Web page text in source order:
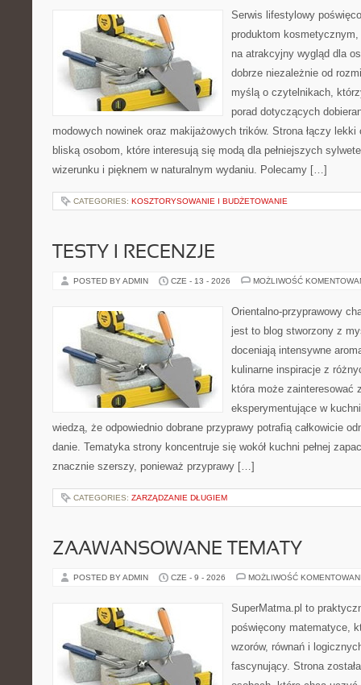
Serwis lifestylowy
produktom
na atrakcyjny wygląd dla
dobrze niezależnie od
myślą o czytelnikach,
porad dotyczących
modowych nowinek oraz makijażowych trików. Strona łączy
bliską osobom, które interesują się modą dla pełniejszych
wizerunku i pięknem w naturalnym wydaniu. Polecamy […]
CATEGORIES: KOSZTORYSOWANIE I BUDŻETOWANIE
TESTY I RECENZJE
POSTED BY ADMIN CZE - 13 - 2026 MOŻLIWOŚĆ
Orientalno-przyprawowy
jest to blog stworzony z
doceniają intensywne
kulinarne inspiracje z
która może zainteresować
eksperymentujące w
wiedzą, że odpowiednio dobrane przyprawy potrafią całkowicie
danie. Tematyka strony koncentruje się wokół kuchni pełnej
znacznie szerszy, ponieważ przyprawy […]
CATEGORIES: ZARZĄDZANIE DŁUGIEM
ZAAWANSOWANE TEMATY
POSTED BY ADMIN CZE - 9 - 2026 MOŻLIWOŚĆ
SuperMatma.pl to
poświęcony matematyce,
wzorów, równań i
fascynujący. Strona